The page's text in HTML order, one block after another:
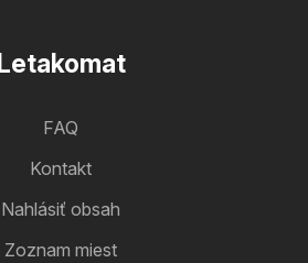
Letakomat
FAQ
Kontakt
Nahlásiť obsah
Zoznam miest